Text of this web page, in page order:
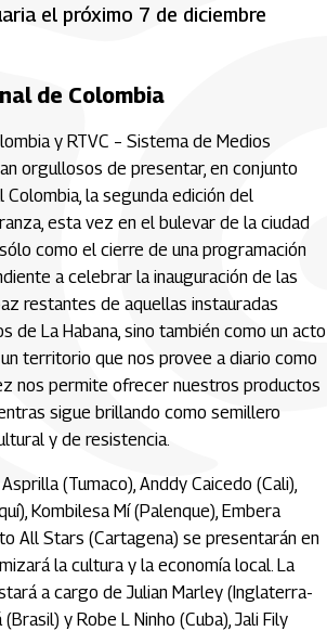
el próximo 7 de diciembre
de Colombia
y RTVC – Sistema de Medios
orgullosos de presentar, en conjunto
Colombia, la segunda edición del
esta vez en el bulevar de la ciudad
como el cierre de una programación
a celebrar la inauguración de las
restantes de aquellas instauradas
de La Habana, sino también como un acto
territorio que nos provee a diario como
nos permite ofrecer nuestros productos
sigue brillando como semillero
y de resistencia.
(Tumaco), Anddy Caicedo (Cali),
Kombilesa Mí (Palenque), Embera
All Stars (Cartagena) se presentarán en
la cultura y la economía local. La
a cargo de Julian Marley (Inglaterra-
(Brasil) y Robe L Ninho (Cuba), Jali Fily